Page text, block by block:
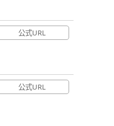
公式URL
公式URL